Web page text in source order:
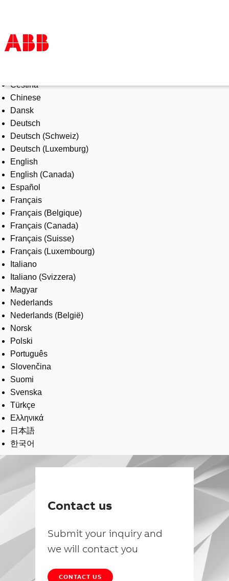
Products & Solutions
Industries
Services
About us
Where to buy
Contact us
Careers
Čeština
Chinese
Dansk
Deutsch
Deutsch (Schweiz)
Deutsch (Luxemburg)
English
English (Canada)
Español
Français
Français (Belgique)
Français (Canada)
Français (Suisse)
Français (Luxembourg)
Italiano
Italiano (Svizzera)
Magyar
Nederlands
Nederlands (België)
Norsk
Polski
Português
Slovenčina
Suomi
Svenska
Türkçe
Ελληνικά
日本語
한국어
Contact us
Submit your inquiry and
we will contact you
CONTACT US